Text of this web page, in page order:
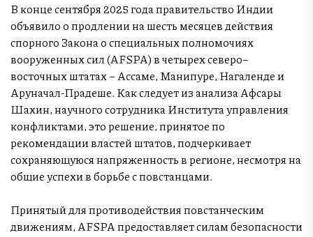
В конце сентября 2025 года правительство Индии
объявило о продлении на шесть месяцев действия
спорного Закона о специальных полномочиях
вооруженных сил (AFSPA) в четырех северо–
восточных штатах – Ассаме, Манипуре, Нагаленде и
Аруначал-Прадеше. Как следует из анализа Афсары
Шахин, научного сотрудника Института управления
конфликтами, это решение, принятое по
рекомендации властей штатов, подчеркивает
сохраняющуюся напряженность в регионе, несмотря на
общие успехи в борьбе с повстанцами.
Принятый для противодействия повстанческим
движениям, AFSPA предоставляет силам безопасности